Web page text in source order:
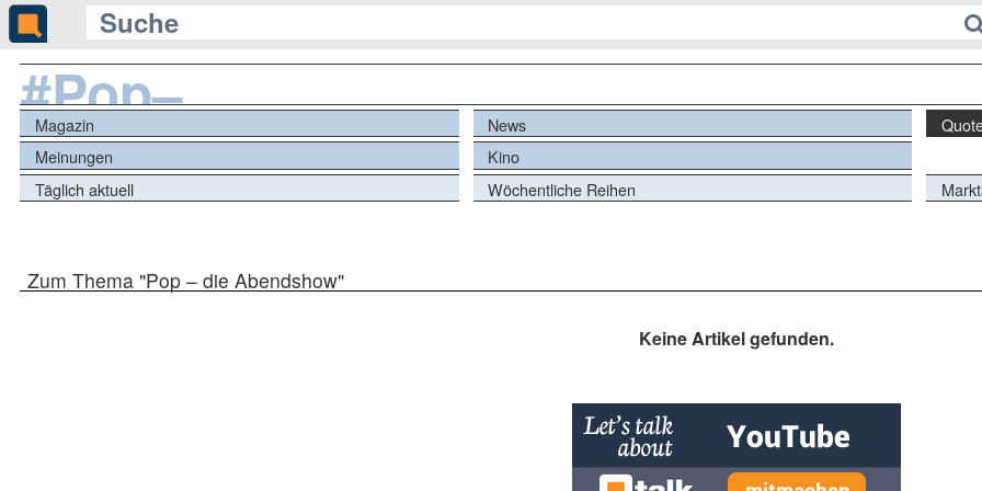
#Pop–
dieAbendshow
Magazin News
Meinungen
Kino
Täglich aktuell
Wöchentliche Reihen
Zum Thema "Pop – die Abendshow"
Keine Artikel gefunden.